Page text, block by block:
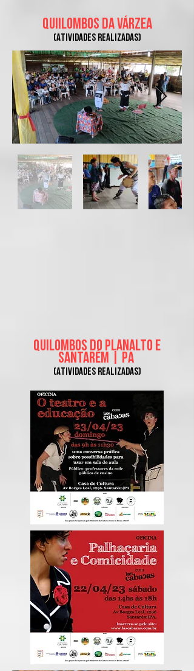
QUIILOMBOS DA VÁRZEA
(Atividades real izadas)
QUILOMBOS DO PLANALTO E
SANTARÉM | PA
(Atividades real izadas)